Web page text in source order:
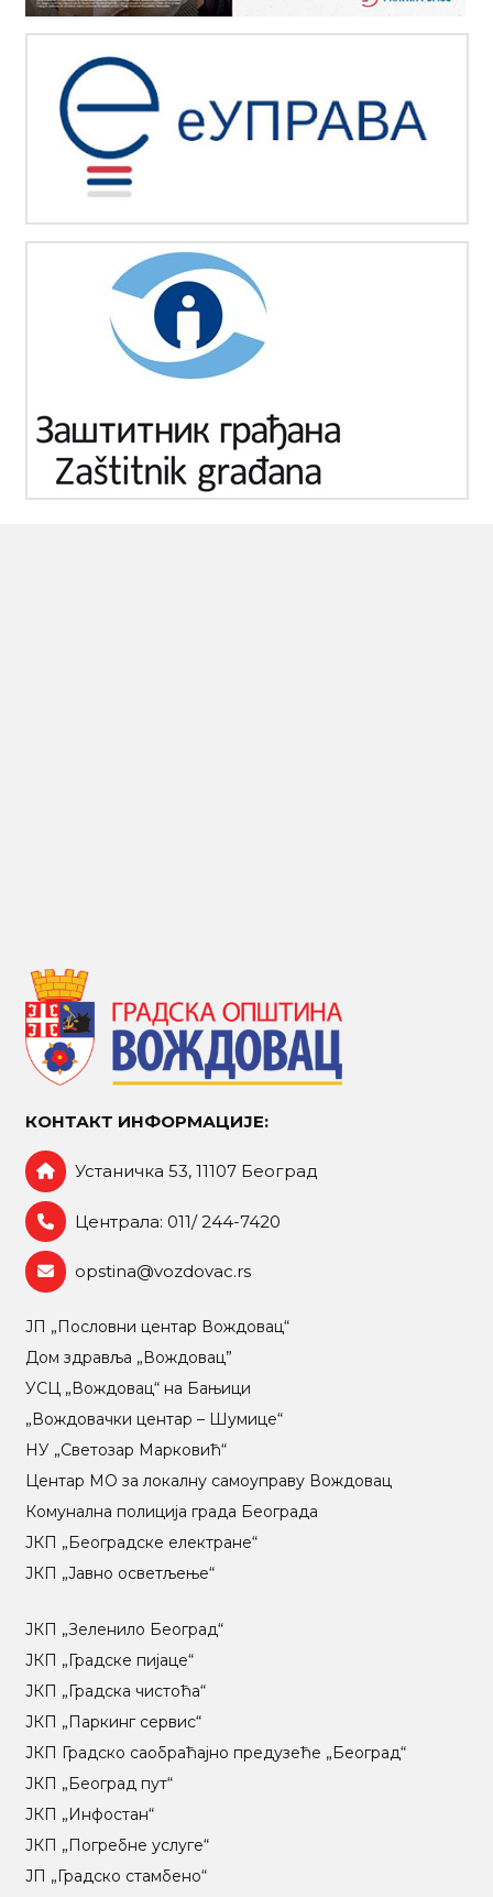
КОНТАКТ ИНФОРМАЦИЈЕ:
Устаничка 53, 11107 Београд
Централа: 011/ 244-7420
opstina@vozdovac.rs
ЈП „Пословни центар Вождовац“
Дом здравља „Вождовац”
УСЦ „Вождовац“ на Бањици
„Вождовачки центар – Шумице“
НУ „Светозар Марковић“
Центар МO за локалну самоуправу Вождовац
Комунална полиција града Београда
ЈКП „Београдске електране“
ЈКП „Јавно осветљење“
ЈКП „Зеленило Београд“
ЈКП „Градске пијаце“
ЈКП „Градска чистоћа“
ЈКП „Паркинг сервис“
ЈКП Градско саобраћајно предузеће „Београд“
ЈКП „Београд пут“
ЈКП „Инфостан“
ЈКП „Погребне услуге“
ЈП „Градско стамбено“